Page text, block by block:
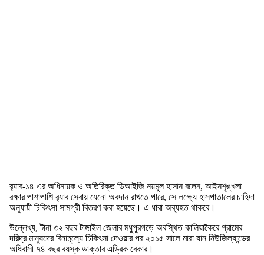
র‍্যাব-১৪ এর অধিনায়ক ও অতিরিক্ত ডিআইজি নয়মুল হাসান বলেন, আইনশৃঙ্খলা
রক্ষার পাশাপাশি র‍্যাব সেবায় যেনো অবদান রাখতে পারে, সে লক্ষ্যে হাসপাতালের চাহিদা
অনুযায়ী চিকিৎসা সামগ্রী বিতরণ করা হয়েছে। এ ধারা অব্যহত থাকবে।
উল্লেখ্য, টানা ৩২ বছর টাঙ্গাইল জেলার মধুপুরগড়ে অবস্থিত কালিয়াকৈরে গ্রামের
দরিদ্র মানুষদের বিনামূল্যে চিকিৎসা দেওয়ার পর ২০১৫ সালে মারা যান নিউজিল্যান্ডের
অধিবাসী ৭৪ বছর বয়স্ক ডাক্তার এড্রিক বেকার।